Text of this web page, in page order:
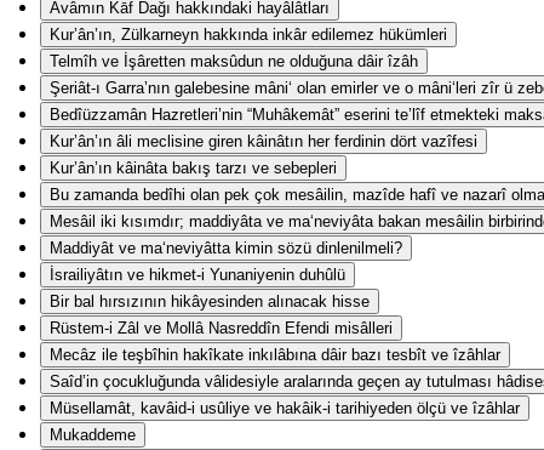
Avâmın Kāf Dağı hakkındaki hayâlâtları
Kur’ân’ın, Zülkarneyn hakkında inkâr edilemez hükümleri
Telmîh ve İşâretten maksûdun ne olduğuna dâir îzâh
Şeriât-ı Garra’nın galebesine mâni‘ olan emirler ve o mâni‘leri zîr ü
Bedîüzzamân Hazretleri’nin “Muhâkemât” eserini te’lîf etmekteki
Kur’ân’ın âli meclisine giren kâinâtın her ferdinin dört vazîfesi
Kur’ân’ın kâinâta bakış tarzı ve sebepleri
Bu zamanda bedîhi olan pek çok mesâilin, mazîde hafî ve nazarî
Mesâil iki kısımdır; maddiyâta ve ma‘neviyâta bakan mesâilin
Maddiyât ve ma‘neviyâtta kimin sözü dinlenilmeli?
İsrailiyâtın ve hikmet-i Yunaniyenin duhûlü
Bir bal hırsızının hikâyesinden alınacak hisse
Rüstem-i Zâl ve Mollâ Nasreddîn Efendi misâlleri
Mecâz ile teşbîhin hakîkate inkılâbına dâir bazı tesbît ve îzâhlar
Saîd’in çocukluğunda vâlidesiyle aralarında geçen ay tutulması
Müsellamât, kavâid-i usûliye ve hakâik-i tarihiyeden ölçü ve îzâhlar
Mukaddeme